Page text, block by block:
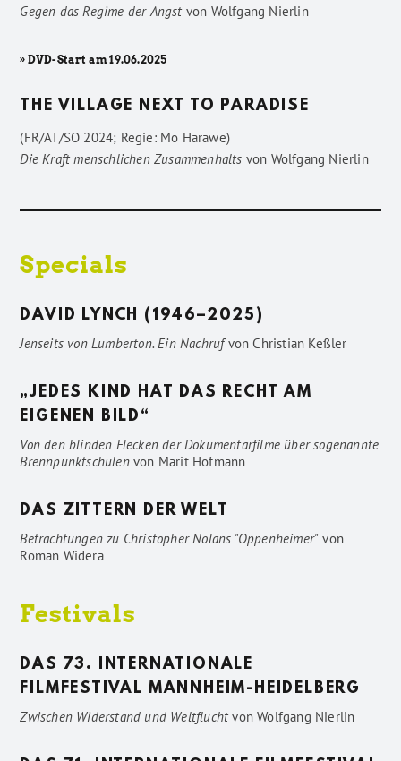
Gegen das Regime der Angstvon Wolfgang Nierlin
» DVD-Start am 19.06.2025
THE VILLAGE NEXT TO PARADISE
(FR/AT/SO 2024; Regie: Mo Harawe)
Die Kraft menschlichen Zusammenhalts von Wolfgang Nierlin
Specials
DAVID LYNCH (1946–2025)
Jenseits von Lumberton. Ein NachrufvonChristian Keßler
„JEDES KIND HAT DAS RECHT AM
EIGENEN BILD“
Von den blinden Flecken der Dokumentarfilme über sogenannte
Brennpunktschulenvon Marit Hofmann
DAS ZITTERN DER WELT
Betrachtungen zu Christopher Nolans "Oppenheimer" von
Roman Widera
Festivals
DAS 73. INTERNATIONALE
FILMFESTIVAL MANNHEIM-HEIDELBERG
Zwischen Widerstand und WeltfluchtvonWolfgang Nierlin